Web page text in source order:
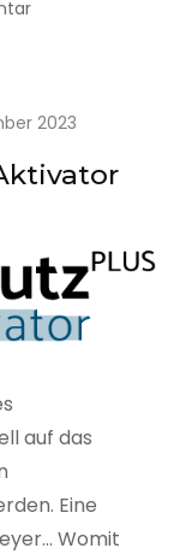
zu
Schlacht
im
Netz
2023
auf das
Eine
Womit